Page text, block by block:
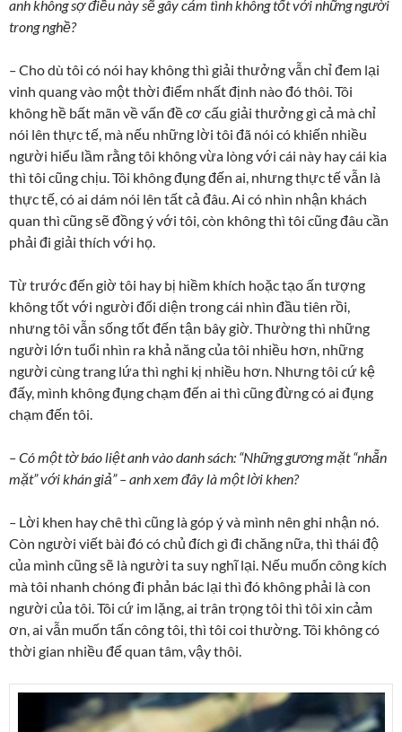
anh không sợ điều này sẽ gây cảm tình không tốt với những người
trong nghề?
–Cho dù tôi có nói hay không thì giải thưởng vẫn chỉ đem lại
vinh quang vào một thời điểm nhất định nào đó thôi. Tôi
không hề bất mãn về vấn đề cơ cấu giải thưởng gì cả mà chỉ
nói lên thực tế, mà nếu những lời tôi đã nói có khiến nhiều
người hiểu lầm rằng tôi không vừa lòng với cái này hay cái kia
thì tôi cũng chịu. Tôi không đụng đến ai, nhưng thực tế vẫn là
thực tế, có ai dám nói lên tất cả đâu. Ai có nhìn nhận khách
quan thì cũng sẽ đồng ý với tôi, còn không thì tôi cũng đâu cần
phải đi giải thích với họ.
Từ trước đến giờ tôi hay bị hiềm khích hoặc tạo ấn tượng
không tốt với người đối diện trong cái nhìn đầu tiên rồi,
nhưng tôi vẫn sống tốt đến tận bây giờ. Thường thì những
người lớn tuổi nhìn ra khả năng của tôi nhiều hơn, những
người cùng trang lứa thì nghi kị nhiều hơn. Nhưng tôi cứ kệ
đấy, mình không đụng chạm đến ai thì cũng đừng có ai đụng
chạm đến tôi.
–Có một tờ báo liệt anh vào danh sách: “Những gương mặt “nhẵn
mặt” với khán giả” – anh xem đây là một lời khen?
– Lời khen hay chê thì cũng là góp ý và mình nên ghi nhận nó.
Còn người viết bài đó có chủ đích gì đi chăng nữa, thì thái độ
của mình cũng sẽ là người ta suy nghĩ lại. Nếu muốn công kích
mà tôi nhanh chóng đi phản bác lại thì đó không phải là con
người của tôi. Tôi cứ im lặng, ai trân trọng tôi thì tôi xin cảm
ơn, ai vẫn muốn tấn công tôi, thì tôi coi thường. Tôi không có
thời gian nhiều để quan tâm, vậy thôi.